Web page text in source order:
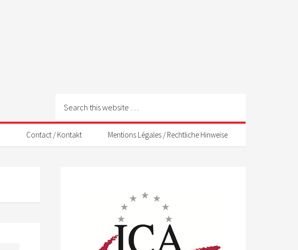
Contact / Kontakt Mentions Légales / Rechtliche Hinweise